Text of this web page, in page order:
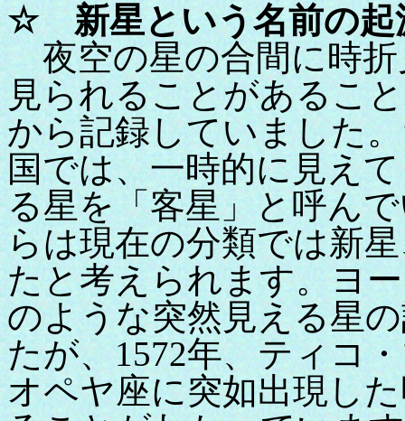
☆ 新星という名前の
夜空の星の合間に時折
見られることがあるこ
から記録していました
国では、一時的に見え
る星を「客星」と呼ん
らは現在の分類では新
たと考えられます。ヨ
のような突然見える星
たが、1572年、ティコ
オペヤ座に突如出現し